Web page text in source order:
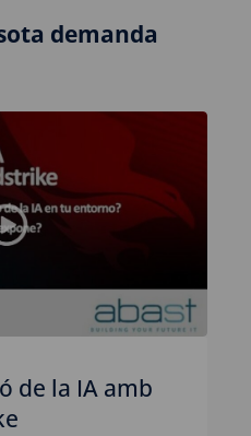
demanda
de la IA amb